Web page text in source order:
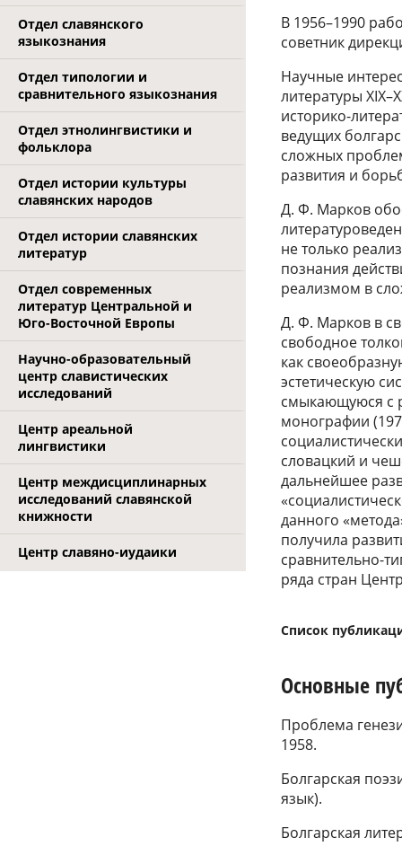
Отдел славянского
языкознания
Отдел типологии и
сравнительного языкознания
Отдел этнолингвистики и
фольклора
Отдел истории культуры
славянских народов
Отдел истории славянских
литератур
Отдел современных
литератур Центральной и
Юго-Восточной Европы
Научно-образовательный
центр славистических
исследований
Центр ареальной
лингвистики
Центр междисциплинарных
исследований славянской
книжности
Центр славяно-иудаики
В 1956–1990
советник
Научные
литературы
историко-
ведущих
сложных
развития и
Д. Ф. Марков
не только
познания
реализмом в
Д. Ф. Марков в
свободное
как
эстетическую
смыкающуюся с
монографии
словацкий и
дальнейшее
данного
получила
сравнительно-
ряда стран
Список
Основные
Проблема
1958.
Болгарская
язык).
Болгарская